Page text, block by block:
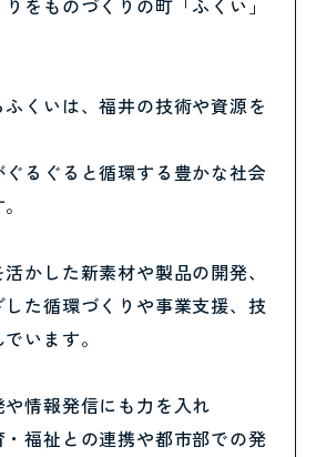
をものづくりの町「ふくい」
くいは、福井の技術や資源を
るぐると循環する豊かな社会
かした新素材や製品の開発、
た循環づくりや事業支援、技
います。
情報発信にも力を入れ
福祉との連携や都市部での発